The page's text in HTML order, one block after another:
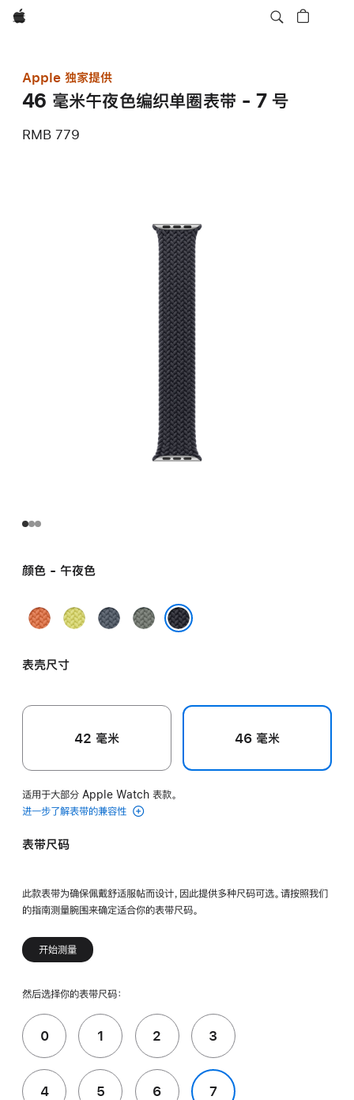
Apple
Apple 独家提供
46 毫米午夜色编织单圈表带 - 7 号
RMB 779
颜色 - 午夜色
姜
末
霓
黄
铁
灰
表壳尺寸
42 毫米 46 毫米
适用于大部分 Apple Watch 表款。
进一步了解表带的兼容性
表带尺码
此款表带为确保佩戴舒适服帖而设计，因此提供多种尺码可选。请按照我们
的指南测量腕围来确定适合你的表带尺码。
开始测量
然后选择你的表带尺码：
0 1 2 3
4 5 6 7